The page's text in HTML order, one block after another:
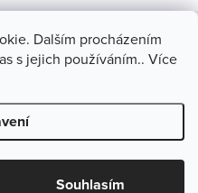
Dalším procházením
s jejich používáním.. Více
Souhlasím
práva vyhrazena.Upravit